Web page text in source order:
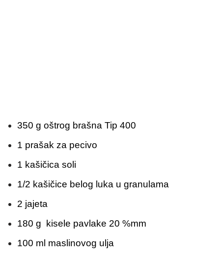
350 g oštrog brašna Tip 400
1 prašak za pecivo
1 kašičica soli
1/2 kašičice belog luka u granulama
2 jajeta
180 g kisele pavlake 20 %mm
100 ml maslinovog ulja